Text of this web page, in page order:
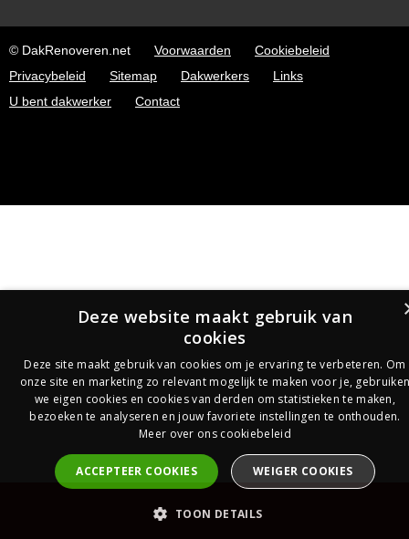
© DakRenoveren.net Voorwaarden
Cookiebeleid
Privacybeleid
Sitemap Dakwerkers
Links
U bent dakwerker
Contact
PrijsOfferte
Deze website maakt gebruik van
cookies
Deze site maakt gebruik van cookies om je ervaring te verbeteren. Om
onze site en marketing zo relevant mogelijk te maken voor je,
we eigen cookies en cookies van derden om statistieken te maken,
bezoeken te analyseren en jouw favoriete instellingen te onthouden.
Meer over ons cookiebeleid
ACCEPTEER COOKIES WEIGER COOKIES
TOON DETAILS